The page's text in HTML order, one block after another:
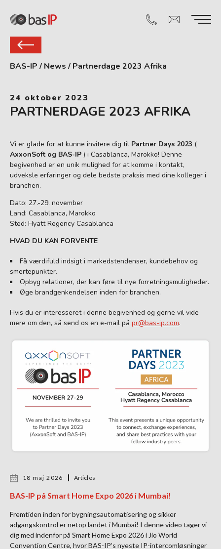
BAS-IP / News / Partnerdage 2023 Afrika
24 oktober 2023
PARTNERDAGE 2023 AFRIKA
Vi er glade for at kunne invitere dig til Partner Days 2023 (
AxxonSoft og BAS-IP ) i Casablanca, Marokko! Denne
begivenhed er en unik mulighed for at komme i kontakt,
udveksle erfaringer og dele bedste praksis med dine kolleger i
branchen.
Dato: 27.-29. november
Land: Casablanca, Marokko
Sted: Hyatt Regency Casablanca
HVAD DU KAN FORVENTE
Få værdifuld indsigt i markedstendenser, kundebehov og
smertepunkter.
Opbyg relationer, der kan føre til nye forretningsmuligheder.
Øge brandgenkendelsen inden for branchen.
Hvis du er interesseret i denne begivenhed og gerne vil vide
mere om den, så send os en e-mail på pr@bas-ip.com.
18 maj 2026 Articles
BAS-IP på Smart Home Expo 2026 i Mumbai!
Fremtiden inden for bygningsautomatisering og sikker
adgangskontrol er netop landet i Mumbai! I denne video tager vi
dig med indenfor på Smart Home Expo 2026 i Jio World
Convention Centre, hvor BAS-IP’s nyeste IP-intercomløsninger